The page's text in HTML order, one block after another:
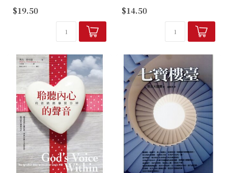
如果你想知道：
如何做正確的決定？找到自己
打開這本書，它...
$19.50
如果您想知道：
生活的經驗有什麼意義？
$14.50